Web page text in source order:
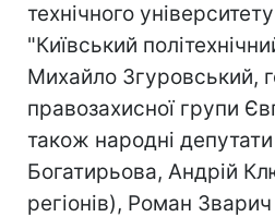
технічного
"Київський
Михайло Згуровський,
правозахисної групи
також народні депутати
Богатирьова, Андрій
регіонів), Роман